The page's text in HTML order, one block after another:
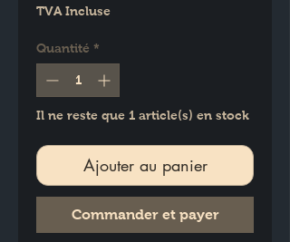
TVA Incluse
Quantité *
Il ne reste que 1 article(s) en stock
Ajouter au panier
Commander et payer